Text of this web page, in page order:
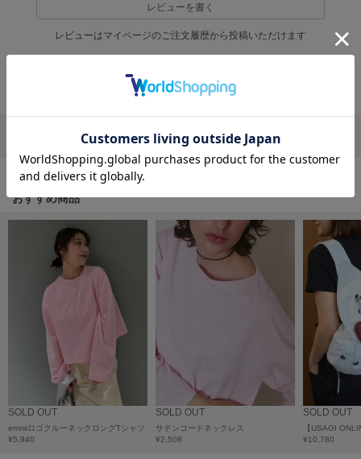
FILA
フレイアイディー
ファーファー
gelato pique
ジェラート ピケ
GELATO PIQUE CAT&DOG
ジェラート ピケ キャットアンドドッグ
gelato pique Sleep
ジェラート ピケ スリープ
GRAMICCI
グラミチ
Henon.
へノン
レビューを書く
レビューはマイページのご注文履歴から投稿いただけます
返品・キャンセルについて
リポストする LINEで送る
おすすめ商品
SOLD OUT
emmiロゴクルーネックロングTシャツ
¥5,940
SOLD OUT
サテンコードネックレス
¥2,508
SOLD OUT
¥10,780